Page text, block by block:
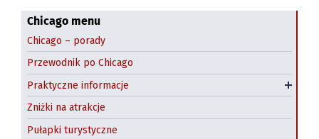
Chicago menu
Chicago – porady
Przewodnik po Chicago
Praktyczne informacje
Dzień św. Patryka
Halloween: farmy dyniowe
Wynajem samochodów Chicago
Hostel w Chicago
Zniżki na atrakcje
Pułapki turystyczne